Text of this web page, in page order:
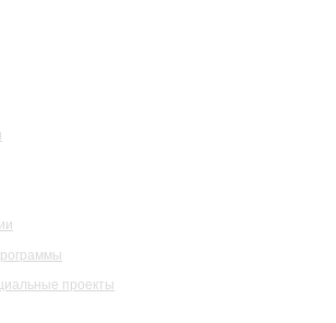
проекты